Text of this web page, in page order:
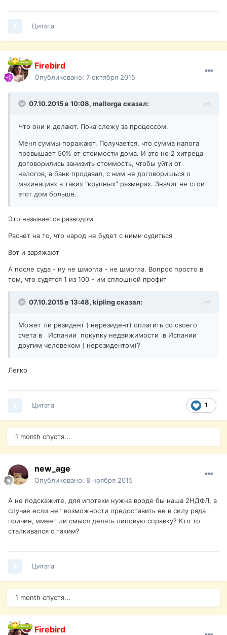
Цитата
Firebird
Опубликовано: 7 октября 2015
07.10.2015 в 10:08, mallorga сказал:
Что они и делают. Пока слежу за процессом.
Меня суммы поражают. Получается, что сумма налога
превышает 50% от стоимости дома. И это не 2 хитреца
договорились занизить стоимость, чтобы уйти от
налогов, а банк продавал, с ним не договоришься о
махинациях в таких "крупных" размерах. Значит не стоит
этот дом больше.
Это называется разводом
Расчет на то, что народ не будет с ними судиться
Вот и заряжают
А после суда - ну не шмогла - не шмогла. Вопрос просто в
том, что судятся 1 из 100 - им сплошной профит
07.10.2015 в 13:48, kiplingсказал:
Может ли резидент ( нерезидент) оплатить со своего
счета в Испании покупку недвижимости в Испании
другим человеком ( нерезидентом)?
Легко
1
Цитата
1 month спустя...
new_age
Опубликовано: 8 ноября 2015
А не подскажите, для ипотеки нужна вроде бы наша 2НДФЛ, в
случае если нет возможности предоставить ее в силу ряда
причин, имеет ли смысл делать липовую справку? Кто то
сталкивался с таким?
Цитата
1 month спустя...
Firebird